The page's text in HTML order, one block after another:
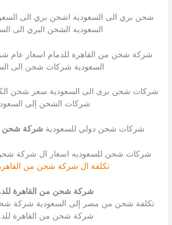
شحن بري الى السعودية اشحن بري الى
السعوديه الشحن البري الى
شركة شحن من القاهرة للدمام اسعار عام
السعودية شركات شحن الى
شركات شحن برى الى السعودية سعر شحن
شركات الشحن إلى
شركات شحن دولي للسعودية شركة شحن
شركات شحن للسعوديه اسعار ال شركة شحن
تكلفة ال شركة شحن من
شركة شحن من القاهرة
تكلفة شحن من مصر إلى السعودية شركة
شركة شحن من القاهرة